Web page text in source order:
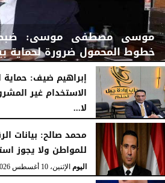
موسى مصطفى موسى:
خطوط المحمول ضرورة لحماية
اليومالإثنين، 10 أغسطس 2026
إبراهيم ضيف: حماية
الاستخدام غير
لا...
اليومالإثنين، 10 أغسطس 2026
محمد صالح: بيانات
للمواطن ولا يجوز
اليومالإثنين، 10 أغسطس 2026